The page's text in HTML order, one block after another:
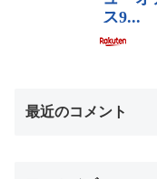
最近のコメント